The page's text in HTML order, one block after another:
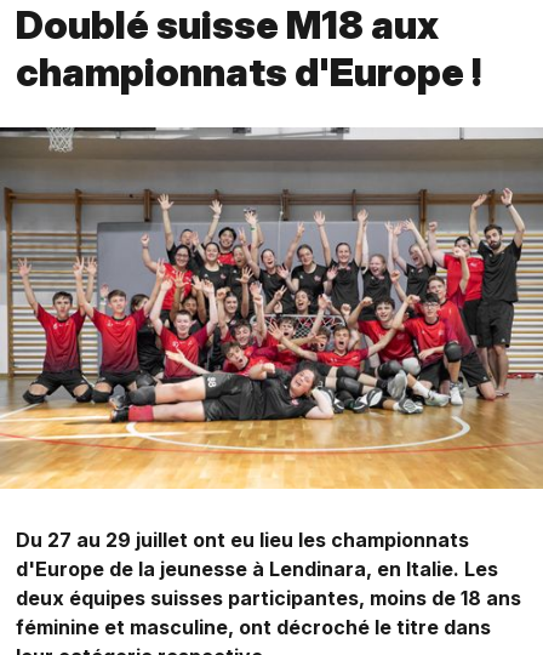
Doublé suisse M18 aux
championnats d'Europe !
Du 27 au 29 juillet ont eu lieu les championnats
d'Europe de la jeunesse à Lendinara, en Italie. Les
deux équipes suisses participantes, moins de 18 ans
féminine et masculine, ont décroché le titre dans